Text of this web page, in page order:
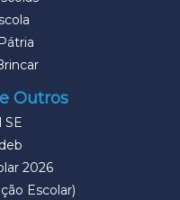
Outros
SE
2026
Escolar)